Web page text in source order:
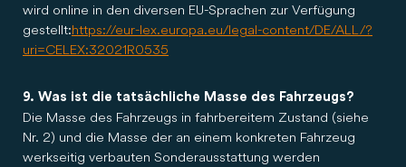
wird online in den diversen EU-Sprachen zur Verfügung
gestellt:https://eur-lex.europa.eu/legal-content/DE/ALL/?
uri=CELEX:32021R0535
9. Was ist die tatsächliche Masse des Fahrzeugs?
Die Masse des Fahrzeugs in fahrbereitem Zustand (siehe
Nr. 2) und die Masse der an einem konkreten Fahrzeug
werkseitig verbauten Sonderausstattung werden